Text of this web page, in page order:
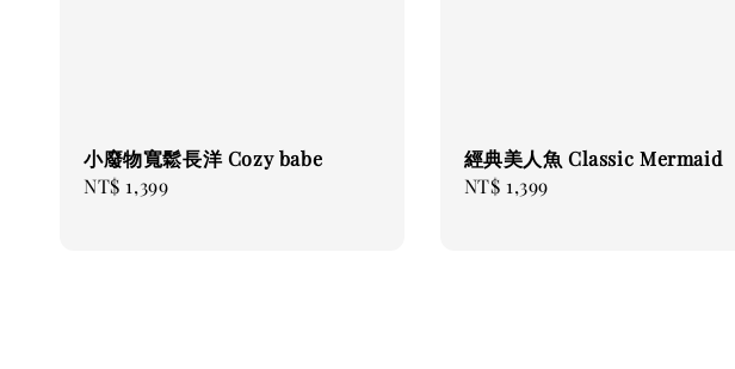
小廢物寬鬆長洋 Cozy babe
Regular
NT$ 1,399
經典美人魚 Classic Mermaid
Regular
NT$ 1,399